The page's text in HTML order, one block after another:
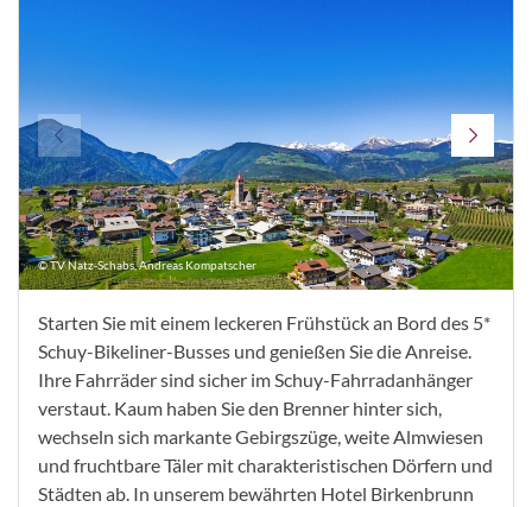
© TV Natz-Schabs, Andreas Kompatscher
Starten Sie mit einem leckeren Frühstück an Bord des 5*
Schuy-Bikeliner-Busses und genießen Sie die Anreise.
Ihre Fahrräder sind sicher im Schuy-Fahrradanhänger
verstaut. Kaum haben Sie den Brenner hinter sich,
wechseln sich markante Gebirgszüge, weite Almwiesen
und fruchtbare Täler mit charakteristischen Dörfern und
Städten ab. In unserem bewährten Hotel Birkenbrunn